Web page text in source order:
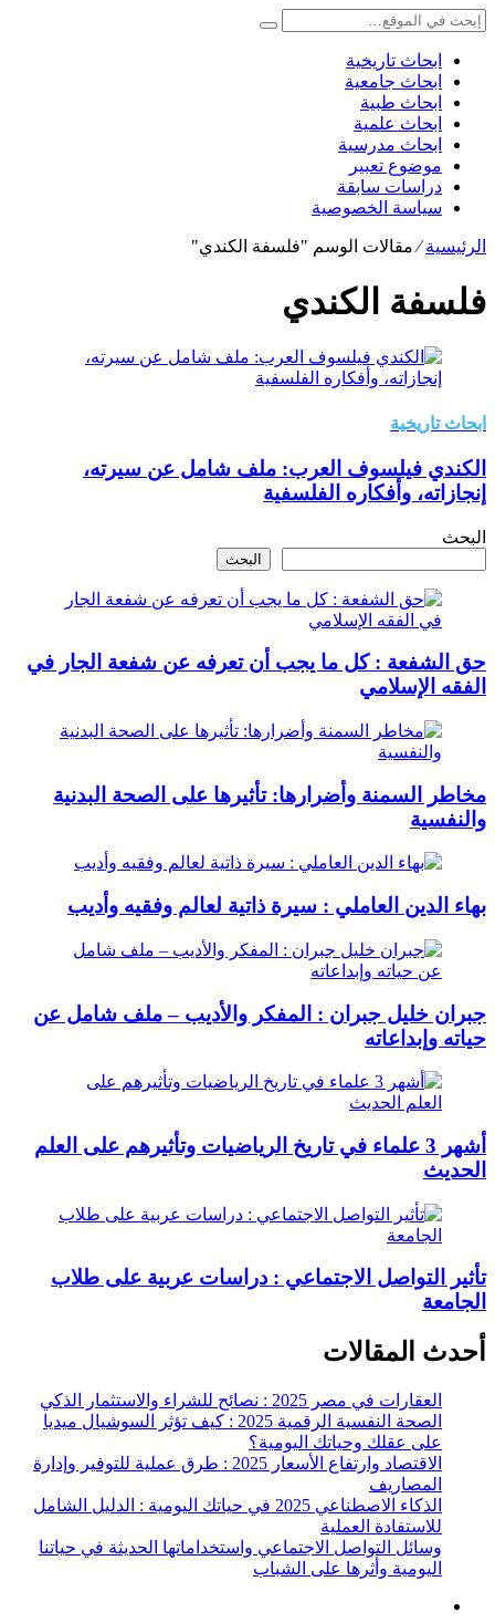
ابحاث تاريخية
ابحاث جامعية
ابحاث طبية
ابحاث علمية
ابحاث مدرسية
موضوع تعبير
دراسات سابقة
سياسة الخصوصية
الرئيسية⁄مقالات الوسم "فلسفة الكندي"
فلسفة الكندي
ابحاث تاريخية
الكندي فيلسوف العرب: ملف شامل عن سيرته،
إنجازاته، وأفكاره الفلسفية
البحث
البحث
حق الشفعة : كل ما يجب أن تعرفه عن شفعة الجار في
الفقه الإسلامي
مخاطر السمنة وأضرارها: تأثيرها على الصحة البدنية
والنفسية
بهاء الدين العاملي : سيرة ذاتية لعالم وفقيه وأديب
جبران خليل جبران : المفكر والأديب – ملف شامل عن
حياته وإبداعاته
أشهر 3 علماء في تاريخ الرياضيات وتأثيرهم على العلم
الحديث
تأثير التواصل الاجتماعي : دراسات عربية على طلاب
الجامعة
أحدث المقالات
العقارات في مصر 2025 : نصائح للشراء والاستثمار الذكي
الصحة النفسية الرقمية 2025 : كيف تؤثر السوشيال ميديا
على عقلك وحياتك اليومية؟
الاقتصاد وارتفاع الأسعار 2025 : طرق عملية للتوفير وإدارة
المصاريف
الذكاء الاصطناعي 2025 في حياتك اليومية : الدليل الشامل
للاستفادة العملية
وسائل التواصل الاجتماعي واستخداماتها الحديثة في حياتنا
اليومية وأثرها على الشباب